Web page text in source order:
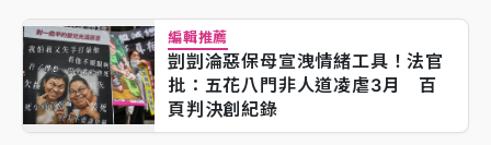
編輯推薦
剴剴淪惡保母宣洩情緒工具！法官
批：五花八門非人道凌虐3月 百
頁判決創紀錄